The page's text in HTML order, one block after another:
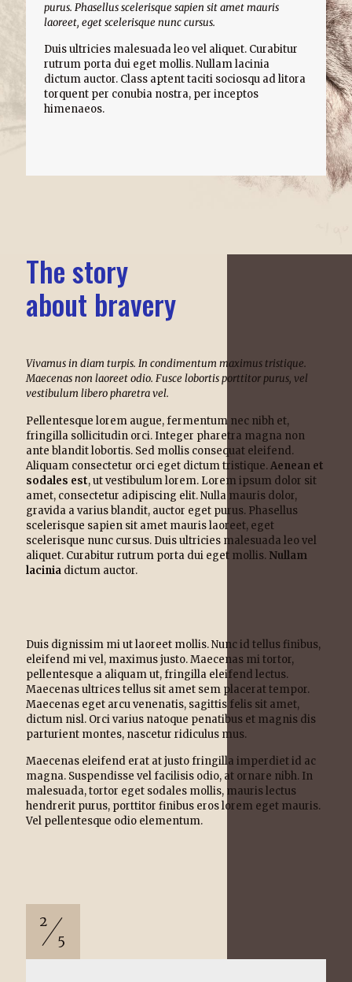
purus. Phasellus scelerisque sapien sit amet mauris
laoreet, eget scelerisque nunc cursus.
Duis ultricies malesuada leo vel aliquet. Curabitur
rutrum porta dui eget mollis. Nullam lacinia
dictum auctor. Class aptent taciti sociosqu ad litora
torquent per conubia nostra, per inceptos
himenaeos.
The story
about bravery
Vivamus in diam turpis. In condimentum maximus tristique.
Maecenas non laoreet odio. Fusce lobortis porttitor purus, vel
vestibulum libero pharetra vel.
Pellentesque lorem augue, fermentum nec nibh et,
fringilla sollicitudin orci. Integer pharetra magna non
ante blandit lobortis. Sed mollis consequat eleifend.
Aliquam consectetur orci eget dictum tristique. Aenean et
sodales est, ut vestibulum lorem. Lorem ipsum dolor sit
amet, consectetur adipiscing elit. Nulla mauris dolor,
gravida a varius blandit, auctor eget purus. Phasellus
scelerisque sapien sit amet mauris laoreet, eget
scelerisque nunc cursus. Duis ultricies malesuada leo vel
aliquet. Curabitur rutrum porta dui eget mollis. Nullam
lacinia dictum auctor.
Duis dignissim mi ut laoreet mollis. Nunc id tellus finibus,
eleifend mi vel, maximus justo. Maecenas mi tortor,
pellentesque a aliquam ut, fringilla eleifend lectus.
Maecenas ultrices tellus sit amet sem placerat tempor.
Maecenas eget arcu venenatis, sagittis felis sit amet,
dictum nisl. Orci varius natoque penatibus et magnis dis
parturient montes, nascetur ridiculus mus.
Maecenas eleifend erat at justo fringilla imperdiet id ac
magna. Suspendisse vel facilisis odio, at ornare nibh. In
malesuada, tortor eget sodales mollis, mauris lectus
hendrerit purus, porttitor finibus eros lorem eget mauris.
Vel pellentesque odio elementum.